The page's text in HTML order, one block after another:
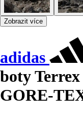
Zobrazit více
adidas
boty
GORE-